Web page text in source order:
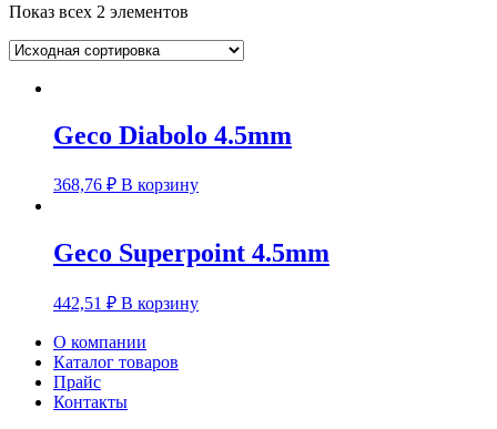
Показ всех 2 элементов
Geco Diabolo 4.5mm
368,76 ₽ В корзину
Geco Superpoint 4.5mm
442,51 ₽ В корзину
О компании
Каталог товаров
Прайс
Контакты